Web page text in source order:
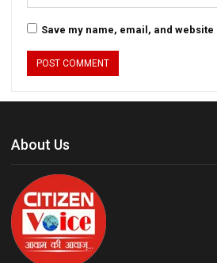
Save my name, email, and
About Us